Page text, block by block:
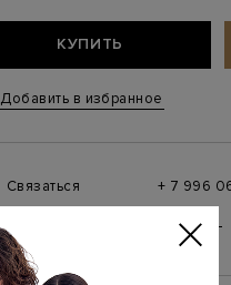
КУПИТЬ
Добавить в избранное
Связаться
+ 7 996
с 10:00 до 21:00)